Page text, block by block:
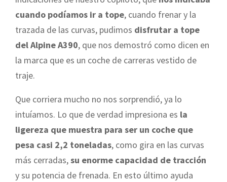
cuando podíamos ir a tope, cuando frenar y la
trazada de las curvas, pudimos disfrutar a tope
del Alpine A390, que nos demostró como dicen en
la marca que es un coche de carreras vestido de
traje.
Que corriera mucho no nos sorprendió, ya lo
intuíamos. Lo que de verdad impresiona es la
ligereza que muestra para ser un coche que
pesa casi 2,2 toneladas, como gira en las curvas
más cerradas,su enorme capacidad de tracción
y su potencia de frenada. En esto último ayuda